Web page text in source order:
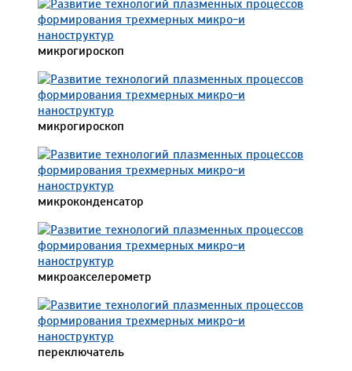
микрогироскоп
микрогироскоп
микроконденсатор
микроакселерометр
переключатель